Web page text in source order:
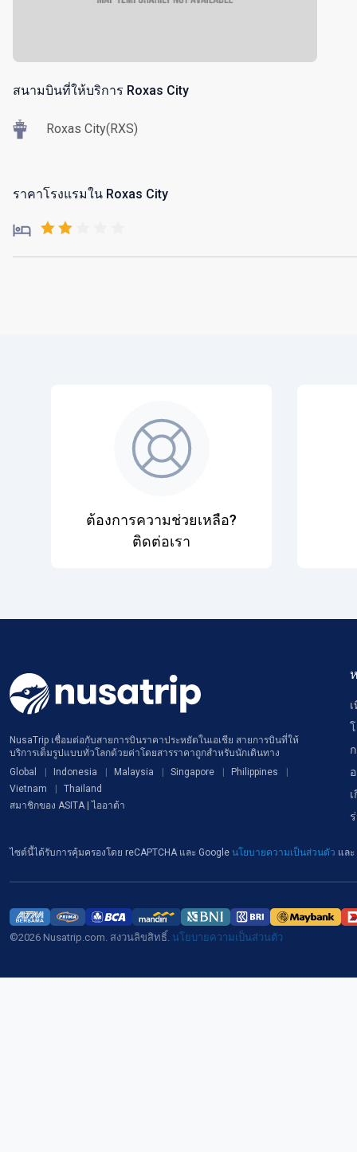
สนามบินที่ให้บริการ Roxas City
Roxas City(RXS)
ราคาโรงแรมใน Roxas City
ต้องการความช่วยเหลือ?
ติดต่อเรา
NusaTrip เชื่อมต่อกับสายการบินราคาประหยัดในเอเชีย สายการบินที่ให้
บริการเต็มรูปแบบทั่วโลกด้วยค่าโดยสารราคาถูกสำหรับนักเดินทาง
Global
Indonesia Malaysia Singapore
Philippines
Vietnam
Thailand
สมาชิกของ ASITA | ไออาต้า
ไซต์นี้ได้รับการคุ้มครองโดย reCAPTCHA และ Google นโยบายความเป็นส่วนตัว และ
©2026 Nusatrip.com. สงวนลิขสิทธิ์. นโยบายความเป็นส่วนตัว